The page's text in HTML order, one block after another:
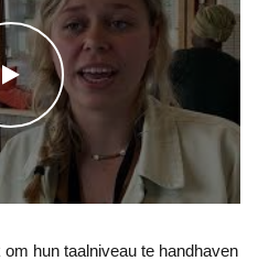
WATCH THE VIDEO